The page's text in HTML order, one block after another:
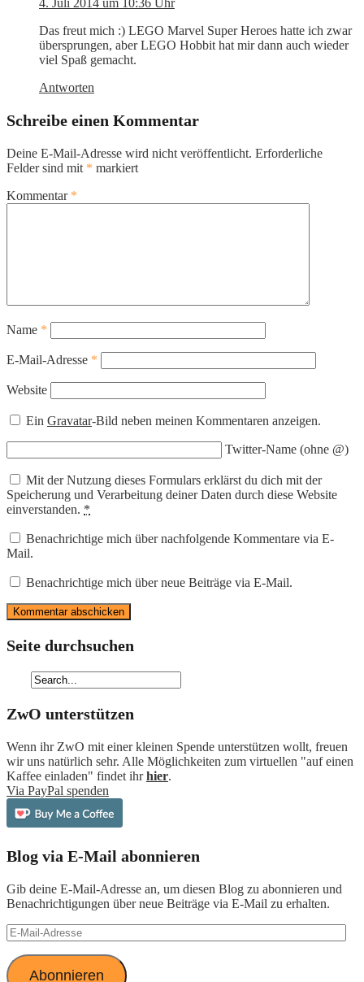
4. Juli 2014 um 10:36 Uhr
Das freut mich :) LEGO Marvel Super Heroes hatte ich zwar
übersprungen, aber LEGO Hobbit hat mir dann auch wieder
viel Spaß gemacht.
Antworten
Schreibe einen Kommentar
Deine E-Mail-Adresse wird nicht veröffentlicht. Erforderliche
Felder sind mit * markiert
Kommentar *
Name *
E-Mail-Adresse *
Website
EinGravatar-Bild neben meinen Kommentaren anzeigen.
Twitter-Name (ohne @)
Mit der Nutzung dieses Formulars erklärst du dich mit der
Speicherung und Verarbeitung deiner Daten durch diese Website
einverstanden. *
Benachrichtige mich über nachfolgende Kommentare via E-
Mail.
Benachrichtige mich über neue Beiträge via E-Mail.
Seite durchsuchen
ZwO unterstützen
Wenn ihr ZwO mit einer kleinen Spende unterstützen wollt, freuen
wir uns natürlich sehr. Alle Möglichkeiten zum virtuellen "auf einen
Kaffee einladen" findet ihrhier.
Via PayPal spenden
Blog via E-Mail abonnieren
Gib deine E-Mail-Adresse an, um diesen Blog zu abonnieren und
Benachrichtigungen über neue Beiträge via E-Mail zu erhalten.
E-
Mail-
Adresse
Abonnieren